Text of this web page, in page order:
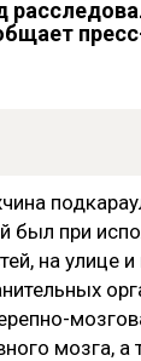
был при
на улице и
мозга, а